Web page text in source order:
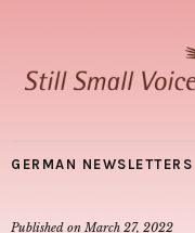
GERMAN NEWSLETTERS
Published on March 27, 2022